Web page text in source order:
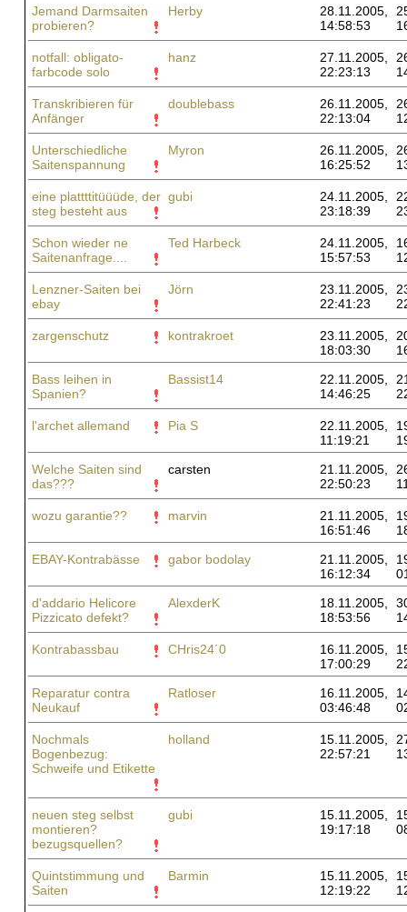
Jemand Darmsaiten
probieren?
Herby
28.11.2005,
14:58:53
notfall: obligato-
farbcode solo
hanz
27.11.2005,
22:23:13
Transkribieren für
Anfänger
doublebass
26.11.2005,
22:13:04
Unterschiedliche
Saitenspannung
Myron
26.11.2005,
16:25:52
eine plattttitüüüde, der
steg besteht aus
gubi
24.11.2005,
23:18:39
Schon wieder ne
Saitenanfrage....
Ted Harbeck
24.11.2005,
15:57:53
Lenzner-Saiten bei
ebay
Jörn
23.11.2005,
22:41:23
zargenschutz kontrakroet
23.11.2005,
18:03:30
Bass leihen in
Spanien?
Bassist14
22.11.2005,
14:46:25
l'archet allemand Pia S
22.11.2005,
11:19:21
Welche Saiten sind
das???
carsten
21.11.2005,
22:50:23
wozu garantie?? marvin
21.11.2005,
16:51:46
EBAY-Kontrabässe
gabor bodolay
21.11.2005,
16:12:34
d'addario Helicore
Pizzicato defekt?
AlexderK
18.11.2005,
18:53:56
Kontrabassbau CHris24´0
16.11.2005,
17:00:29
Reparatur contra
Neukauf
Ratloser
16.11.2005,
03:46:48
Nochmals
Bogenbezug:
Schweife und Etikette
holland
15.11.2005,
22:57:21
neuen steg selbst
montieren?
bezugsquellen?
gubi
15.11.2005,
19:17:18
Quintstimmung und
Saiten
Barmin
15.11.2005,
12:19:22